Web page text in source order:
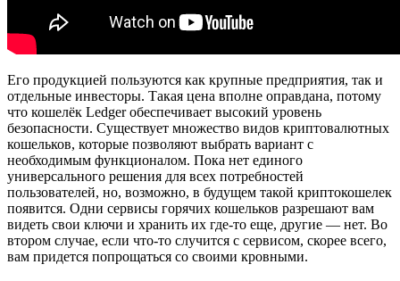
Его продукцией пользуются как крупные предприятия, так и
отдельные инвесторы. Такая цена вполне оправдана, потому
что кошелёк Ledger обеспечивает высокий уровень
безопасности. Существует множество видов криптовалютных
кошельков, которые позволяют выбрать вариант с
необходимым функционалом. Пока нет единого
универсального решения для всех потребностей
пользователей, но, возможно, в будущем такой криптокошелек
появится. Одни сервисы горячих кошельков разрешают вам
видеть свои ключи и хранить их где-то еще, другие — нет. Во
втором случае, если что-то случится с сервисом, скорее всего,
вам придется попрощаться со своими кровными.